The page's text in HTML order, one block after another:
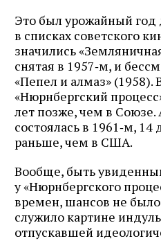
Это был урожайный
в списках советского
значились
снятая в 1957‑м, и
«Пепел и алмаз» (1958).
«Нюрнбергский
лет позже, чем в
состоялась в 1961‑м,
раньше, чем в США.
Вообще, быть
у «Нюрнбергского
времен, шансов не
служило картине
отпускавшей